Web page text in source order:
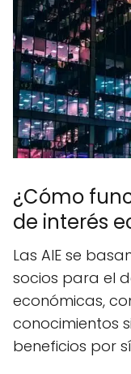
¿Cómo
de interés
Las AIE se
socios para el
económicas,
conocimientos
beneficios por